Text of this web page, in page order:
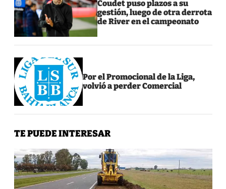
Coudet puso plazos a su
gestión, luego de otra derrota
de River en el campeonato
Por el Promocional de la Liga,
volvió a perder Comercial
TE PUEDE INTERESAR